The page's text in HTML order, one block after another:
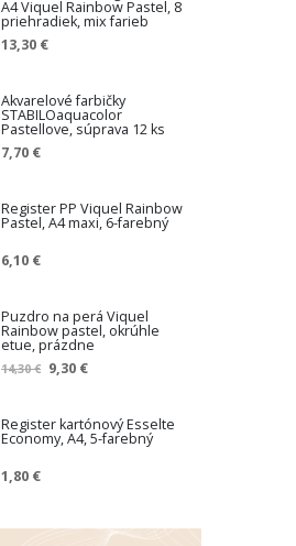
A4 Viquel Rainbow Pastel, 8
priehradiek, mix farieb
13,30 €
Akvarelové farbičky
STABILOaquacolor
Pastellove, súprava 12 ks
7,70 €
Register PP Viquel Rainbow
Pastel, A4 maxi, 6-farebný
6,10 €
Puzdro na perá Viquel
Rainbow pastel, okrúhle
etue, prázdne
14,30 €
Z
ž
e
9,30 €
Register kartónový Esselte
Economy, A4, 5-farebný
1,80 €